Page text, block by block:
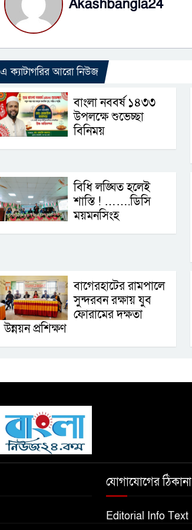
Akashbangla24
এ ক্যাটাগরির আরো নিউজ
বাংলা নববর্ষ ১৪৩৩
উপলক্ষে শুভেচ্ছা
বিনিময়
বিধি লঙ্ঘিত হলেই
শাস্তি ! …….ডিসি
ময়মনসিংহ
বাগেরহাটের রামপালে
সুন্দরবন রক্ষায় যুব
ফোরামের দক্ষতা
উন্নয়ন প্রশিক্ষণ
যোগাযোগের ঠিকানা
Editorial Info Text